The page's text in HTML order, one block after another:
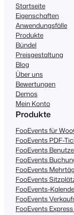
Startseite
Eigenschaften
Anwendungsfälle
Produkte
Bündel
Preisgestaltung
Blog
Über uns
Bewertungen
Demos
Mein Konto
Produkte
FooEvents für
FooEvents PDF-
FooEvents
FooEvents
FooEvents
FooEvents
FooEvents-
FooEvents
FooEvents